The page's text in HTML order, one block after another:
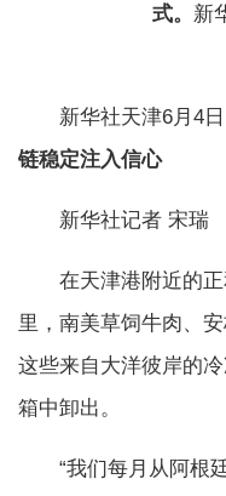
式。 新
新华社天津6月4日
链稳定注入信心
新华社记者 宋瑞
在天津港附近的正
里，南美草饲牛肉、
这些来自大洋彼岸的
箱中卸出。
“我们每月从阿根廷